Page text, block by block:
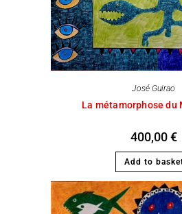
José Guirao
La métamorphose du
400,00€
Add to